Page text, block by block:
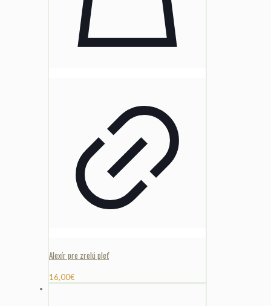
Alexír pre zrelú pleť
16,00€